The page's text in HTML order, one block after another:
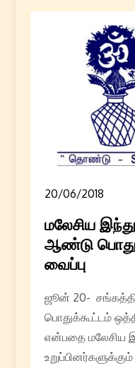
20/06/2018
மலேசிய
ஆண்டு
வைப்பு
ஜூன் 20-
பொதுக்கூட்டம்
என்பதை மலேசிய